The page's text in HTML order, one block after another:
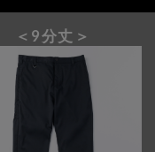
＜9分丈＞